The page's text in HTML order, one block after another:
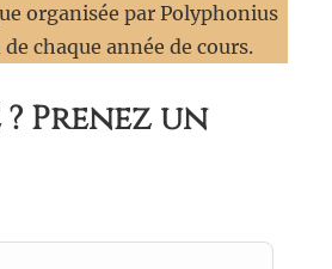
organisée par Polyphonius
chaque année de cours.
Prenez un